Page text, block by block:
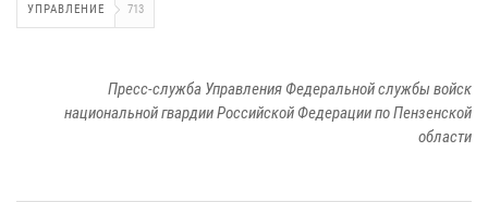
УПРАВЛЕНИЕ 713
Пресс-служба Управления Федеральной службы войск
национальной гвардии Российской Федерации по Пензенской
области